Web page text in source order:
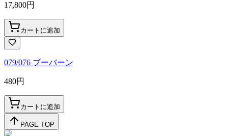
17,800円
カートに追加
079/076 ブーバーン
480円
カートに追加
PAGE TOP